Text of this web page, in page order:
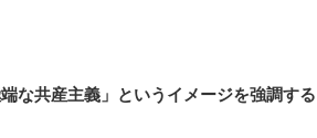
な共産主義」というイメージを強調する